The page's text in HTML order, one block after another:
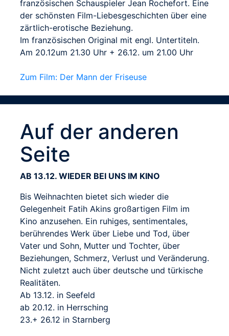
französischen Schauspieler Jean Rochefort. Eine
der schönsten Film-Liebesgeschichten über eine
zärtlich-erotische Beziehung.
Im französischen Original mit engl. Untertiteln.
Am 20.12um 21.30 Uhr + 26.12. um 21.00 Uhr
Zum Film: Der Mann der Friseuse
Auf der anderen
Seite
AB 13.12. WIEDER BEI UNS IM KINO
Bis Weihnachten bietet sich wieder die
Gelegenheit Fatih Akins großartigen Film im
Kino anzusehen. Ein ruhiges, sentimentales,
berührendes Werk über Liebe und Tod, über
Vater und Sohn, Mutter und Tochter, über
Beziehungen, Schmerz, Verlust und Veränderung.
Nicht zuletzt auch über deutsche und türkische
Realitäten.
Ab 13.12. in Seefeld
ab 20.12. in Herrsching
23.+ 26.12 in Starnberg